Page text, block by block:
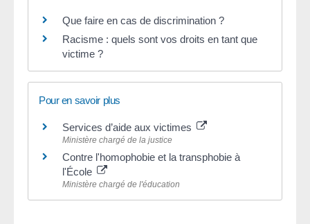
Que faire en cas de discrimination ?
Racisme : quels sont vos droits en tant que
victime ?
Pour en savoir plus
Services d’aide aux victimes
Ministère chargé de la justice
Contre l'homophobie et la transphobie à
l'École
Ministère chargé de l'éducation